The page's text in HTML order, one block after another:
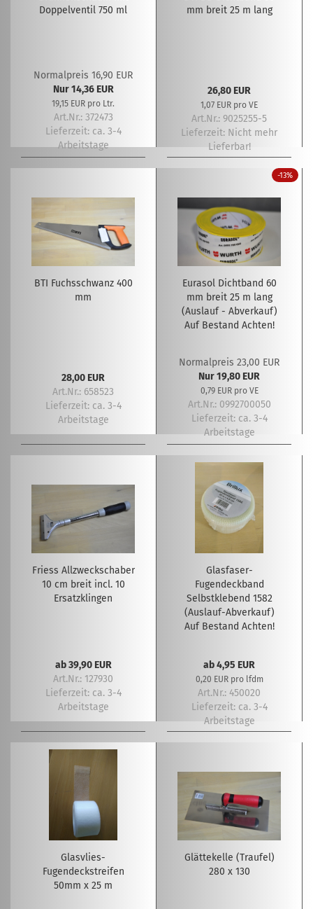
Doppelventil 750 ml
Normalpreis 16,90 EUR
Nur 14,36 EUR
19,15 EUR pro Ltr.
Art.Nr.: 372473
Lieferzeit: ca. 3-4
Arbeitstage
mm breit 25 m lang
26,80 EUR
1,07 EUR pro VE
Art.Nr.: 9025255-5
Lieferzeit: Nicht mehr
Lieferbar!
BTI Fuchsschwanz 400
mm
28,00 EUR
Art.Nr.: 658523
Lieferzeit: ca. 3-4
Arbeitstage
-13%
Eurasol Dichtband 60
mm breit 25 m lang
(Auslauf - Abverkauf)
Auf Bestand Achten!
Normalpreis 23,00 EUR
Nur 19,80 EUR
0,79 EUR pro VE
Art.Nr.: 0992700050
Lieferzeit: ca. 3-4
Arbeitstage
Friess Allzweckschaber
10 cm breit incl. 10
Ersatzklingen
ab 39,90 EUR
Art.Nr.: 127930
Lieferzeit: ca. 3-4
Arbeitstage
Glasfaser-
Fugendeckband
Selbstklebend 1582
(Auslauf-Abverkauf)
Auf Bestand Achten!
ab 4,95 EUR
0,20 EUR pro lfdm
Art.Nr.: 450020
Lieferzeit: ca. 3-4
Arbeitstage
Glasvlies-
Fugendeckstreifen
50mm x 25 m
Glättekelle (Traufel)
280 x 130